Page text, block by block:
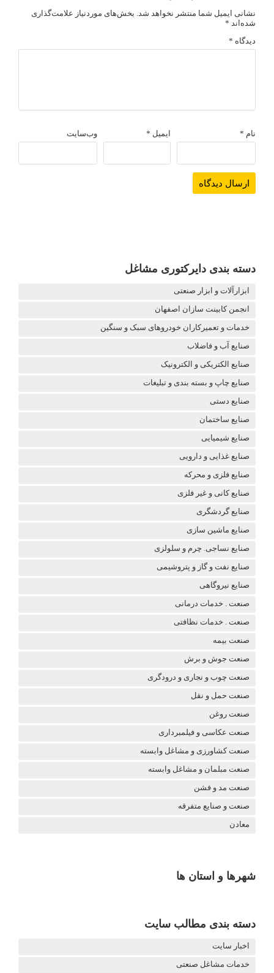
نشانی ایمیل شما منتشر نخواهد شد. بخش‌های موردنیاز علامت‌گذاری
شده‌اند *
دیدگاه *
نام * ایمیل * وب‌سایت
دسته بندی دایرکتوری مشاغل
ابزارآلات و ابزار صنعتی
انجمن کابینت سازان اصفهان
خدمات و تعمیرکاران خودروهای سبک و سنگین
صنایع آب و فاضلاب
صنایع الکتریکی و الکترونیک
صنایع چاپ و بسته بندی و تبلیغات
صنایع دستی
صنایع ساختمان
صنایع شیمیایی
صنایع غذایی و دارویی
صنایع فلزی و محرکه
صنایع کانی و غیر فلزی
صنایع گردشگری
صنایع ماشین سازی
صنایع نساجی. چرم و سلولزی
صنایع نفت و گاز و پتروشیمی
صنایع نیروگاهی
صنعت . خدمات درمانی
صنعت . خدمات نظافتی
صنعت بیمه
صنعت جوش و برش
صنعت چوب و نجاری و درودگری
صنعت حمل و نقل
صنعت روغن
صنعت عکاسی و فیلمبرداری
صنعت کشاورزی و مشاغل وابسته
صنعت مبلمان و مشاغل وابسته
صنعت مد و فشن
صنعت و صنایع متفرقه
معادن
شهرها و استان ها
دسته بندی مطالب سایت
اخبار سایت
خدمات مشاغل صنعتی